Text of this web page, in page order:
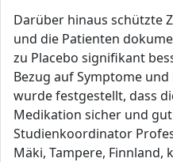
Darüber hinaus schützte
und die Patienten
zu Placebo signifikant
Bezug auf Symptome
wurde festgestellt, dass
Medikation sicher und
Studienkoordinator
Mäki, Tampere, Finnland,